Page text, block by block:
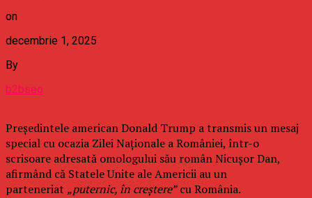
on
decembrie 1, 2025
By
b2bseo
Președintele american Donald Trump a transmis un mesaj
special cu ocazia Zilei Naționale a României, într-o
scrisoare adresată omologului său român Nicușor Dan,
afirmând că Statele Unite ale Americii au un
parteneriat „puternic, în creștere”cu România.